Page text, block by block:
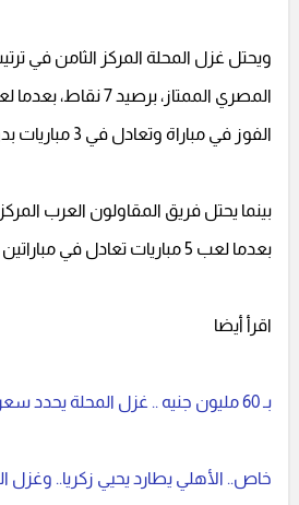
ويحتل غزل المحلة المركز الثامن في
الفوز في مباراة وتعادل في 3 مباريات بدون خسارة.
بعدما لعب 5 مباريات تعادل في مباراتين وخسر 3 مباريات.
اقرأ أيضا
بـ 60 مليون جنيه .. غزل المحلة يحدد سعر بيع لاعبه يحيي زكريا
خاص.. الأهلي يطارد يحيي زكريا..